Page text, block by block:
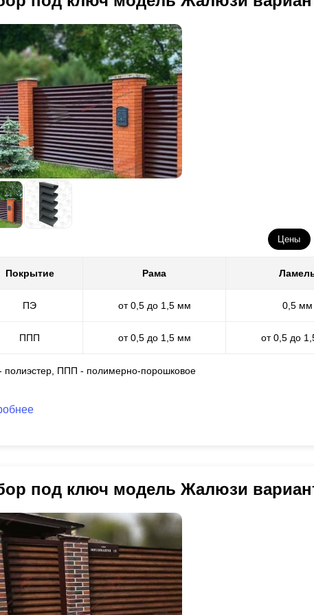
Цены
Покрытие Рама
ПЭ от 0,5 до 1,5 мм 0,5 мм
ППП от 0,5 до 1,5 мм от 0,5 до
полиэстер, ППП - полимерно-порошковое
под ключ модель Жалюзи